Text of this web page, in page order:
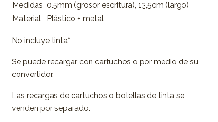
Medidas 0.5mm (grosor escritura), 13,5cm (largo)
Material
Plástico + metal
No incluye tinta*
Se puede recargar con cartuchos o por medio de su
convertidor.
Las recargas de cartuchos o botellas de tinta se
venden por separado.